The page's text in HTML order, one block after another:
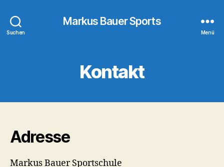
Suchen
Markus Bauer Sports
Menü
Kontakt
Adresse
Markus Bauer Sportschule